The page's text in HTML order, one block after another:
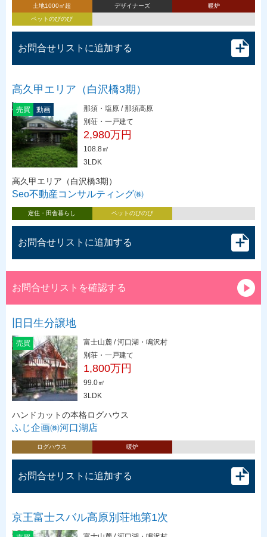
土地1000㎡超 デザイナーズ
暖炉
ペットのびのび
お問合せリストに追加する
高久甲エリア（白沢橋3期）
売買 動画
那須・塩原 / 那須高原
別荘・一戸建て
2,980万円
108.8㎡
3LDK
高久甲エリア（白沢橋3期）
Seo不動産コンサルティング㈱
定住・田舎暮らし ペットのびのび
お問合せリストに追加する
お問合せリストを確認する
旧日生分譲地
売買
富士山麓 / 河口湖・鳴沢村
別荘・一戸建て
1,800万円
99.0㎡
3LDK
ハンドカットの本格ログハウス
ふじ企画㈱河口湖店
ログハウス 暖炉
お問合せリストに追加する
京王富士スバル高原別荘地第1次